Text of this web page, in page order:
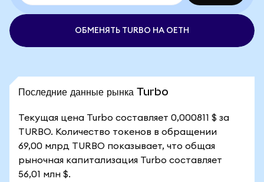
ОБМЕНЯТЬ TURBO НА OETH
Последние данные рынка Turbo
Текущая цена Turbo составляет 0,000811 $ за
TURBO. Количество токенов в обращении
69,00 млрд TURBO показывает, что общая
рыночная капитализация Turbo составляет
56,01 млн $.